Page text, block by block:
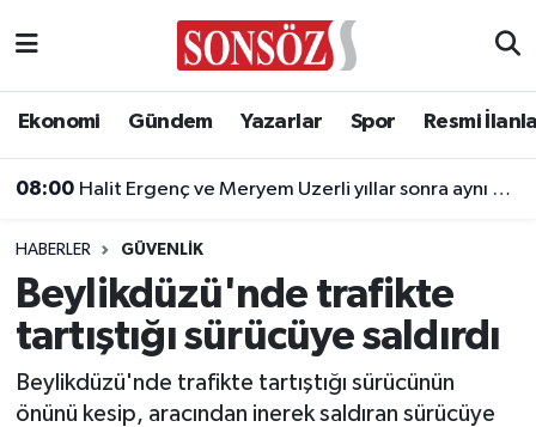
Ekonomi Gündem Yazarlar Spor Resmi
08:00 Halit Ergenç ve Meryem Uzerli yıllar sonra aynı projede
HABERLER GÜVENLIK
Beylikdüzü'nde trafikte
tartıştığı sürücüye saldırdı
Beylikdüzü'nde trafikte tartıştığı sürücünün
önünü kesip, aracından inerek saldıran sürücüye
Asayiş
Biyografi
Çevre
Diğer
Ankara Nöbetçi Eczaneler
Ankara Trafik Yoğunluk Haritası
Süper Lig Puan Durumu ve Fikstür
Tüm Manşetler